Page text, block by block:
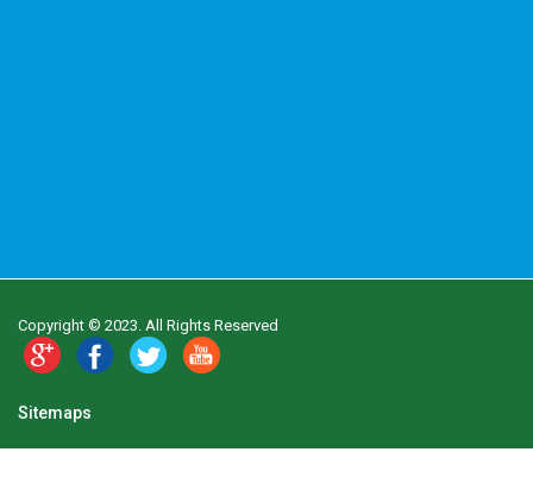
Copyright © 2023. All Rights Reserved
Sitemaps